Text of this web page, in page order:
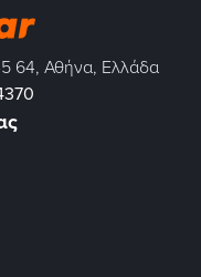
64, Αθήνα, Ελλάδα